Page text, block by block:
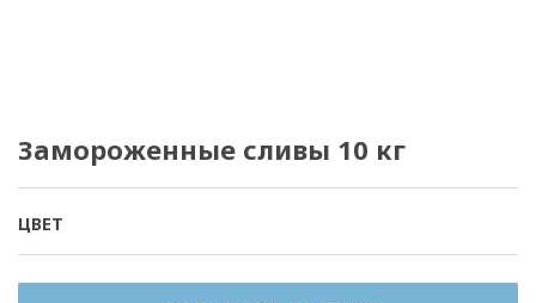
Замороженные сливы 10 кг
ЦВЕТ